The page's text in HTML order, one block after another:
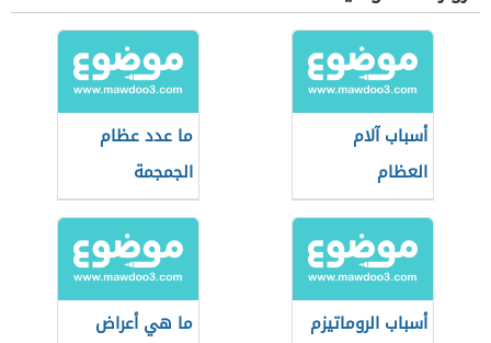
أسباب آلام
العظام
ما عدد عظام
الجمجمة
أسباب الروماتيزم
ما هي أعراض